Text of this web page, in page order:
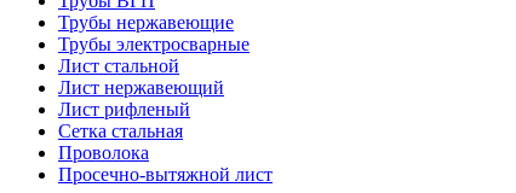
Трубы нержавеющие
Трубы электросварные
Лист стальной
Лист нержавеющий
Лист рифленый
Сетка стальная
Проволока
Просечно-вытяжной лист